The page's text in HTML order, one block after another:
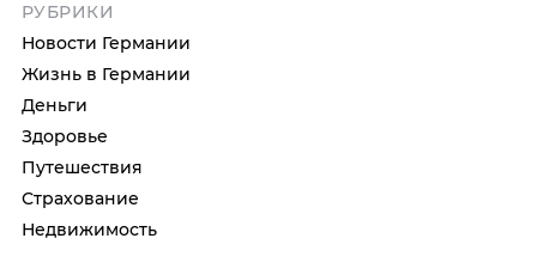
РУБРИКИ
Новости Германии
Жизнь в Германии
Деньги
Здоровье
Путешествия
Страхование
Недвижимость